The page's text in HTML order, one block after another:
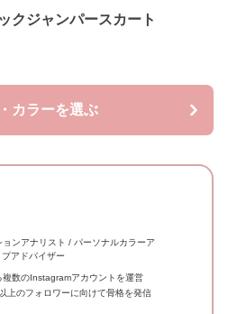
クジャンパースカート
カラーを選ぶ
ンアナリスト / パーソナルカラーア
アドバイザー
複数のInstagramアカウントを運営
上のフォロワーに向けて骨格を発信